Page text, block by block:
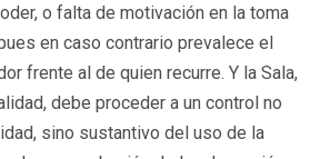
o falta de motivación en la toma
en caso contrario prevalece el
frente al de quien recurre. Y la Sala,
debe proceder a un control no
sino sustantivo del uso de la